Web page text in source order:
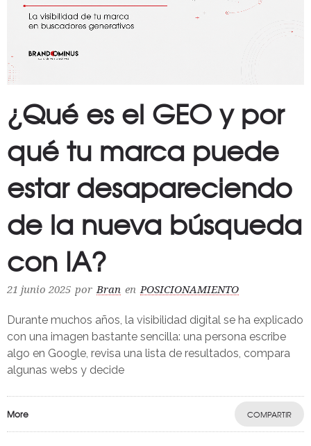
¿Qué es el GEO y por
qué tu marca puede
estar desapareciendo
de la nueva búsqueda
con IA?
21 junio 2025 por Bran en POSICIONAMIENTO
Durante muchos años, la visibilidad digital se ha explicado
con una imagen bastante sencilla: una persona escribe
algo en Google, revisa una lista de resultados, compara
algunas webs y decide
More COMPARTIR